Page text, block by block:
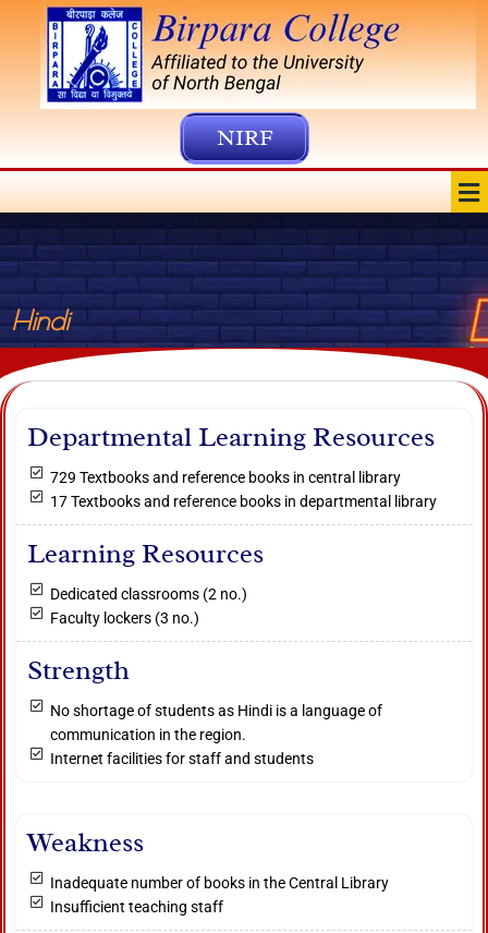
content
NIRF
Hindi
Departmental Learning Resources
729 Textbooks and reference books in central library
17 Textbooks and reference books in departmental library
Learning Resources
Dedicated classrooms (2 no.)
Faculty lockers (3 no.)
Strength
No shortage of students as Hindi is a language of
communication in the region.
Internet facilities for staff and students
Weakness
Inadequate number of books in the Central Library
Insufficient teaching staff